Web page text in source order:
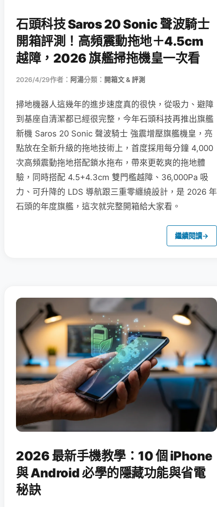
石頭科技 Saros 20 Sonic 聲波騎士
開箱評測！高頻震動拖地＋4.5cm
越障，2026 旗艦掃拖機皇一次看
2026/4/29作者： 阿湯分類： 開箱文 & 評測
掃地機器人這幾年的進步速度真的很快，從吸力、避障
到基座自清潔都已經很完整，今年石頭科技再推出旗艦
新機 Saros 20 Sonic 聲波騎士 強震增壓旗艦機皇，亮
點放在全新升級的拖地技術上，首度採用每分鐘 4,000
次高頻震動拖地搭配鎖水拖布，帶來更乾爽的拖地體
驗，同時搭配 4.5+4.3cm 雙門檻越障、36,000Pa 吸
力、可升降的 LDS 導航跟三重零纏繞設計，是 2026 年
石頭的年度旗艦，這次就完整開箱給大家看。
繼續閱讀→
2026 最新手機教學：10 個 iPhone
與 Android 必學的隱藏功能與省電
秘訣